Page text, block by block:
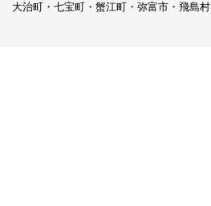
大治町・七宝町・蟹江町・弥富市・飛島村